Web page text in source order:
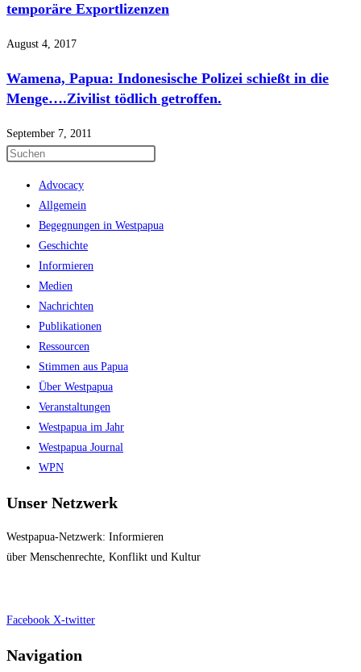
temporäre Exportlizenzen
August 4, 2017
Wamena, Papua: Indonesische Polizei schießt in die
Menge….Zivilist tödlich getroffen.
September 7, 2011
the
Advocacy
Allgemein
Begegnungen in Westpapua
Geschichte
Informieren
Medien
Nachrichten
Publikationen
Ressourcen
Stimmen aus Papua
Über Westpapua
Veranstaltungen
Westpapua im Jahr
Westpapua Journal
WPN
Unser Netzwerk
Westpapua-Netzwerk: Informieren
über Menschenrechte, Konflikt und Kultur
Facebook X-twitter
Navigation